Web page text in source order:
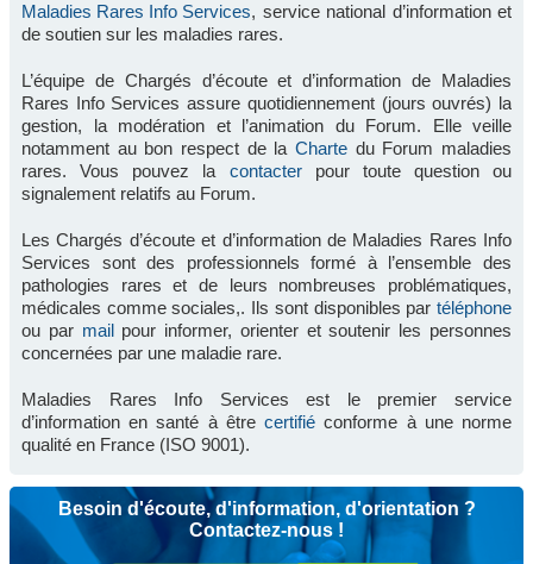
Maladies Rares Info Services, service national d’information et
de soutien sur les maladies rares.
L’équipe de Chargés d’écoute et d’information de Maladies
Rares Info Services assure quotidiennement (jours ouvrés) la
gestion, la modération et l’animation du Forum. Elle veille
notamment au bon respect de la Charte du Forum maladies
rares. Vous pouvez la contacterpour toute question ou
signalement relatifs au Forum.
Les Chargés d’écoute et d’information de Maladies Rares Info
Services sont des professionnels formé à l’ensemble des
pathologies rares et de leurs nombreuses problématiques,
médicales comme sociales,. Ils sont disponibles par téléphone
ou par mailpour informer, orienter et soutenir les personnes
concernées par une maladie rare.
Maladies Rares Info Services est le premier service
d’information en santé à êtrecertifié conforme à une norme
qualité en France (ISO 9001).
Besoin d'écoute, d'information, d'orientation ?
Contactez-nous !